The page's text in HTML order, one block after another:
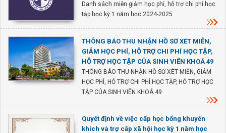
Danh sách miễn giảm học phí, hỗ trợ chi phí học
tập học kỳ 1 năm học 2024-2025
THÔNG BÁO THU NHẬN HỒ SƠ XÉT MIỄN,
GIẢM HỌC PHÍ, HỖ TRỢ CHI PHÍ HỌC TẬP,
HỖ TRỢ HỌC TẬP CỦA SINH VIÊN KHOÁ 49
THÔNG BÁO THU NHẬN HỒ SƠ XÉT MIỄN, GIẢM
HỌC PHÍ, HỖ TRỢ CHI PHÍ HỌC TẬP, HỖ TRỢ HỌC
TẬP CỦA SINH VIÊN KHOÁ 49
Quyết định về việc cấp học bổng khuyến
khích và trợ cấp xã hội học kỳ 1 năm học